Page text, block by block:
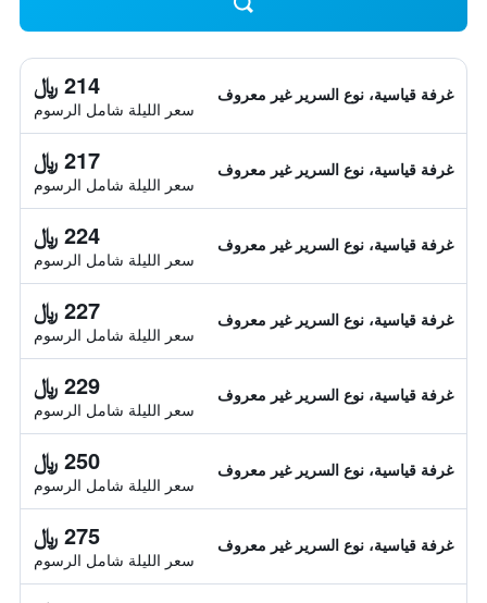
غرفة قياسية، نوع السرير غير معروف 214 ﷼
سعر الليلة شامل الرسوم
غرفة قياسية، نوع السرير غير معروف 217 ﷼
سعر الليلة شامل الرسوم
غرفة قياسية، نوع السرير غير معروف 224 ﷼
سعر الليلة شامل الرسوم
غرفة قياسية، نوع السرير غير معروف 227 ﷼
سعر الليلة شامل الرسوم
غرفة قياسية، نوع السرير غير معروف 229 ﷼
سعر الليلة شامل الرسوم
غرفة قياسية، نوع السرير غير معروف 250 ﷼
سعر الليلة شامل الرسوم
غرفة قياسية، نوع السرير غير معروف 275 ﷼
سعر الليلة شامل الرسوم